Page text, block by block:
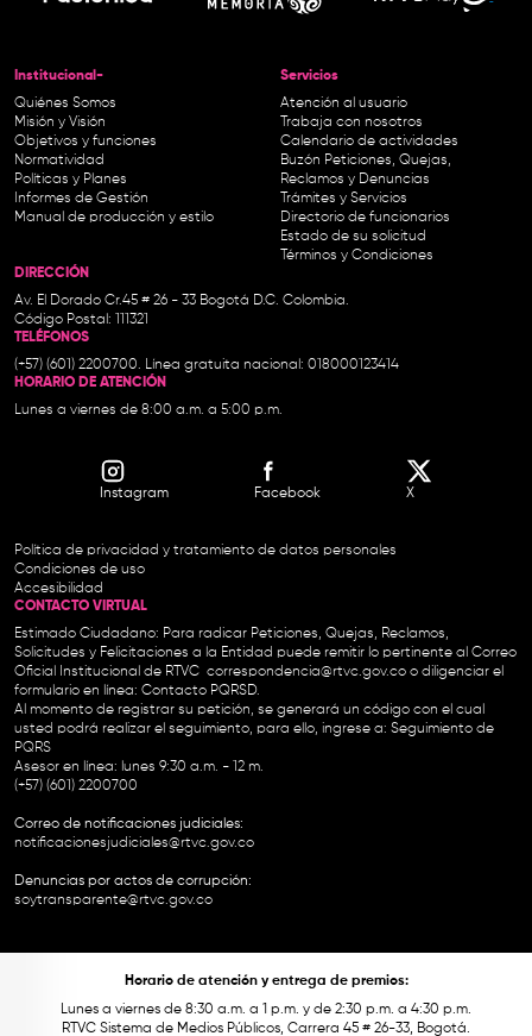
Institucional-
Quiénes Somos
Misión y Visión
Objetivos y funciones
Normatividad
Políticas y Planes
Informes de Gestión
Manual de producción y estilo
Servicios
Atención al usuario
Trabaja con nosotros
Calendario de actividades
Buzón Peticiones, Quejas,
Reclamos y Denuncias
Trámites y Servicios
Directorio de funcionarios
Estado de su solicitud
Términos y Condiciones
DIRECCIÓN
Av. El Dorado Cr.45 # 26 - 33 Bogotá D.C. Colombia.
Código Postal: 111321
TELÉFONOS
(+57) (601) 2200700. Línea gratuita nacional: 018000123414
HORARIO DE ATENCIÓN
Lunes a viernes de 8:00 a.m. a 5:00 p.m.
Instagram Facebook X
Política de privacidad y tratamiento de datos personales
Condiciones de uso
Accesibilidad
CONTACTO VIRTUAL
Estimado Ciudadano: Para radicar Peticiones, Quejas, Reclamos,
Solicitudes y Felicitaciones a la Entidad puede remitir lo pertinente al Correo
Oficial Institucional de RTVC correspondencia@rtvc.gov.co o diligenciar el
formulario en línea: Contacto PQRSD.
Al momento de registrar su petición, se generará un código con el cual
usted podrá realizar el seguimiento, para ello, ingrese a: Seguimiento de
PQRS
Asesor en línea: lunes 9:30 a.m. - 12 m.
(+57) (601) 2200700
Correo de notificaciones judiciales:
notificacionesjudiciales@rtvc.gov.co
Denuncias por actos de corrupción:
soytransparente@rtvc.gov.co
Horario de atención y entrega de premios:
Lunes a viernes de 8:30 a.m. a 1 p.m. y de 2:30 p.m. a 4:30 p.m.
RTVC Sistema de Medios Públicos, Carrera 45 # 26-33, Bogotá.